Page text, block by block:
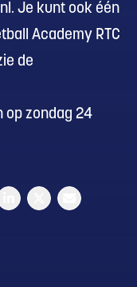
. Je kunt ook één
Academy RTC
de
op zondag 24